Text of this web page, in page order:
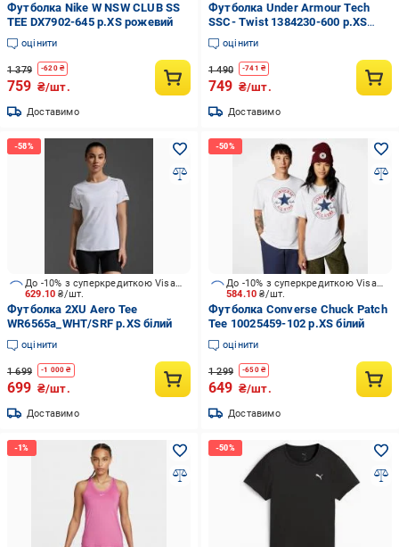
Футболка Nike W NSW CLUB SS
TEE DX7902-645 р.XS рожевий
оцінити
1 379 -620₴
759 ₴/шт.
Доставимо
Футболка Under Armour Tech
SSC- Twist 1384230-600 р.XS
бордовий
оцінити
1 490 -741 ₴
749 ₴/шт.
Доставимо
629.10₴/шт.
До -10% з суперкредиткою Visa Вигода
Футболка 2XU Aero Tee
WR6565a_WHT/SRF р.XS білий
оцінити
1 699 -1 000 ₴
699 ₴/шт.
Доставимо
584.10₴/шт.
До -10% з суперкредиткою Visa Вигода
Футболка Converse Chuck Patch
Tee 10025459-102 р.XS білий
оцінити
1 299 -650₴
649 ₴/шт.
Доставимо